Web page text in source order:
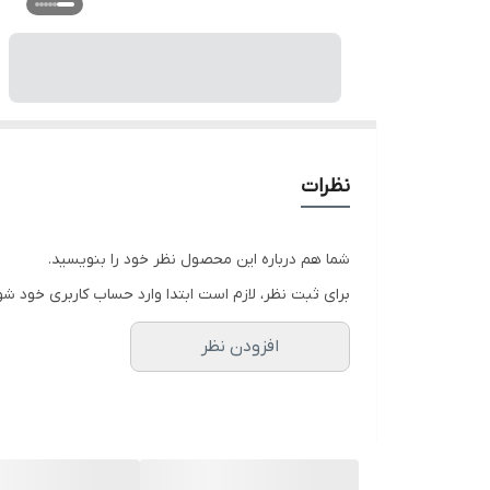
نظرات
شما هم درباره این محصول نظر خود را بنویسید.
برای ثبت نظر، لازم است ابتدا وارد حساب کاربری خود
افزودن نظر